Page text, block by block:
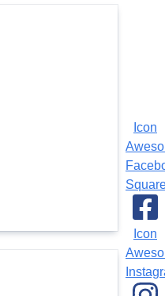
Icon
Icon